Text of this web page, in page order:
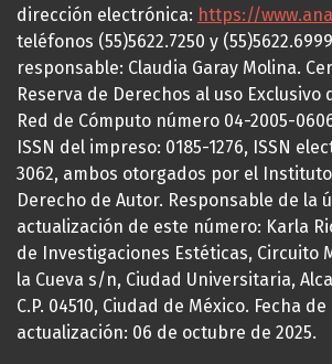
dirección electrónica: https://
teléfonos (55)5622.7250 y
responsable: Claudia Garay Molina.
Reserva de Derechos al uso Exclusivo
Red de Cómputo número 04-2005-
ISSN del impreso: 0185-1276, ISSN
3062, ambos otorgados por el
Derecho de Autor. Responsable de la
actualización de este número: Karla
de Investigaciones Estéticas, Circuito
la Cueva s/n, Ciudad Universitaria,
C.P. 04510, Ciudad de México. Fecha
actualización: 06 de octubre de 2025.